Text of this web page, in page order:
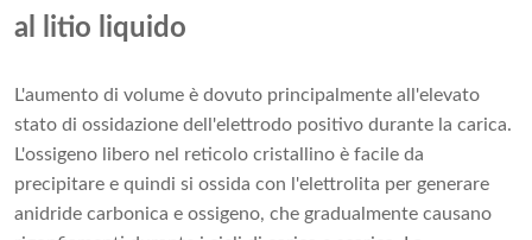
al litio liquido
L'aumento di volume è dovuto principalmente all'elevato
stato di ossidazione dell'elettrodo positivo durante la carica.
L'ossigeno libero nel reticolo cristallino è facile da
precipitare e quindi si ossida con l'elettrolita per generare
anidride carbonica e ossigeno, che gradualmente causano